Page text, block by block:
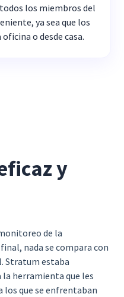
los miembros del
ya sea que los
o desde casa.
y
de la
nada se compara con
Stratum estaba
herramienta que les
los que se enfrentaban